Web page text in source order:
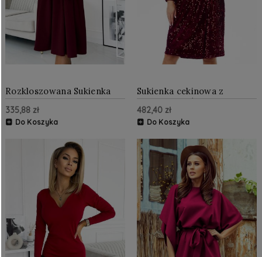
Rozkloszowana Sukienka
Bordowa NU425-4
335,88 zł
Do Koszyka
Sukienka cekinowa z
kopertową górą Bordowa
482,40 zł
Do Koszyka